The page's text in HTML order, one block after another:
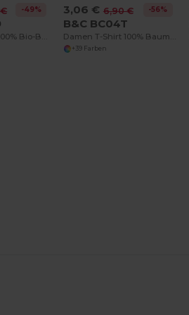
-49% 3,06 € 6,90 € -56%
B&C BC04T
+39 Farben